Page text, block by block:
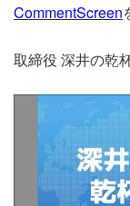
CommentScreen
取締役 深井の乾